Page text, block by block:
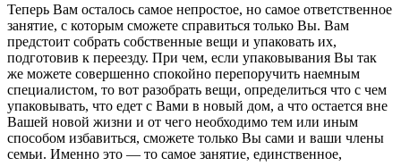
Теперь Вам осталось самое непростое, но самое ответственное
занятие, с которым сможете справиться только Вы. Вам
предстоит собрать собственные вещи и упаковать их,
подготовив к переезду. При чем, если упаковывания Вы так
же можете совершенно спокойно перепоручить наемным
специалистом, то вот разобрать вещи, определиться что с чем
упаковывать, что едет с Вами в новый дом, а что остается вне
Вашей новой жизни и от чего необходимо тем или иным
способом избавиться, сможете только Вы сами и ваши члены
семьи. Именно это — то самое занятие, единственное,